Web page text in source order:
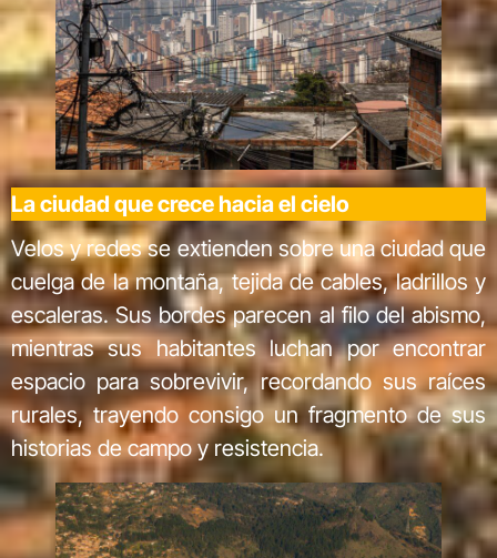
La ciudad que crece hacia el cielo
Velos y redes se extienden sobre una ciudad que
cuelga de la montaña, tejida de cables, ladrillos y
escaleras. Sus bordes parecen al filo del abismo,
mientras sus habitantes luchan por encontrar
espacio para sobrevivir, recordando sus raíces
rurales, trayendo consigo un fragmento de sus
historias de campo y resistencia.